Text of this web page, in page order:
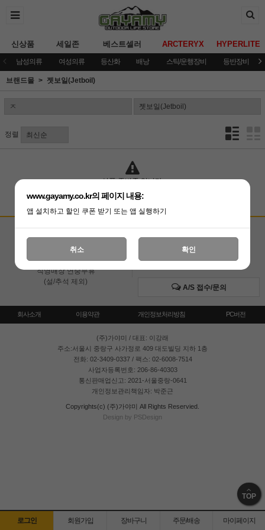
신상품 세일존 베스트셀러 ARCTERYX HYPERLITE
남성의류 여성의류 등산화 배낭 스틱/운행장비 등반장비
브랜드몰 젯보일(Jetboil)
정렬
상품 준비중 입니다.
고객상담센터
온라인 : 02-3409-0337
직영매장 : 02-3409-0339
직영매장 연중무휴
(설/추석 제외)
입금계좌안내
국민은행 051001-04-100255
A/S 접수/문의
회사소개 이용약관 개인정보처리방침 PC버전
(주)가야미 / 대표: 이강래
주소:서울시 중랑구 사가정로 409 대도빌딩 지하 1층
전화: 02-3409-0337 / 팩스: 02-6008-7514
사업자등록번호: 206-86-40303
통신판매업신고: 2021-서울중랑-0641
개인정보관리책임자: 박준근
Copyrights(c) (주)가야미 All Rights Reservied.
Design by PSDesign
TOP
로그인 회원가입 장바구니 주문/배송 마이페이지
www.gayamy.co.kr의 페이지 내용:
앱 설치하고 할인 쿠폰 받기 또는 앱 실행하기
취소 확인